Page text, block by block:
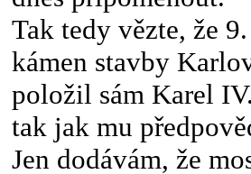
Tak tedy vězte, že
kámen stavby
položil sám Karel
tak jak mu
Jen dodávám, že